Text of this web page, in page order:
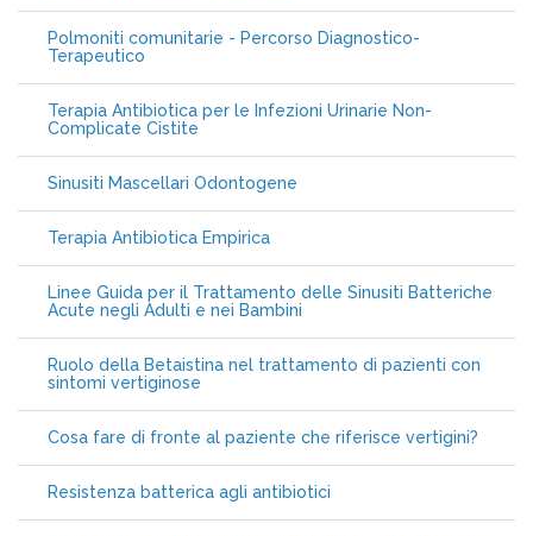
Polmoniti comunitarie - Percorso Diagnostico-
Terapeutico
Terapia Antibiotica per le Infezioni Urinarie Non-
Complicate Cistite
Sinusiti Mascellari Odontogene
Terapia Antibiotica Empirica
Linee Guida per il Trattamento delle Sinusiti Batteriche
Acute negli Adulti e nei Bambini
Ruolo della Betaistina nel trattamento di pazienti con
sintomi vertiginose
Cosa fare di fronte al paziente che riferisce vertigini?
Resistenza batterica agli antibiotici